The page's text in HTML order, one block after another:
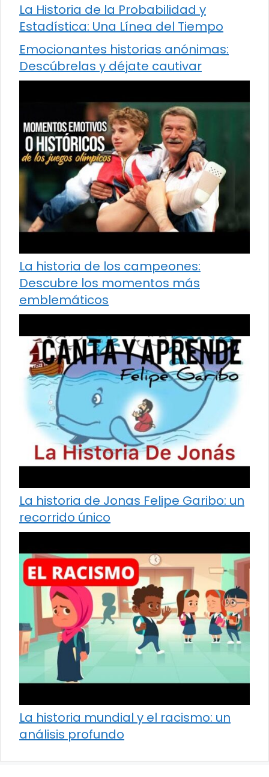
La Historia de la Probabilidad y
Estadística: Una Línea del Tiempo
Emocionantes historias anónimas:
Descúbrelas y déjate cautivar
La historia de los campeones:
Descubre los momentos más
emblemáticos
La historia de Jonas Felipe Garibo: un
recorrido único
La historia mundial y el racismo: un
análisis profundo